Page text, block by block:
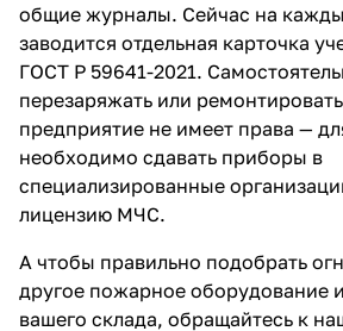
общие журналы. Сейчас на
заводится отдельная карточка
ГОСТ Р 59641-2021.
перезаряжать или
предприятие не имеет права —
необходимо сдавать приборы в
специализированные
лицензию МЧС.
А чтобы правильно подобрать
другое пожарное оборудование
вашего склада, обращайтесь к